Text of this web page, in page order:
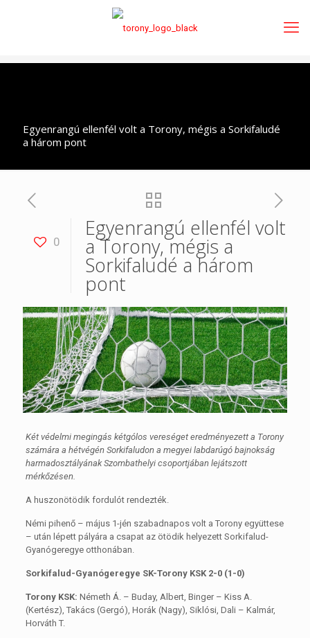
Egyenrangú ellenfél volt a Torony, mégis a Sorkifaludé
a három pont
0
Egyenrangú ellenfél volt
a Torony, mégis a
Sorkifaludé a három
pont
Két védelmi megingás kétgólos vereséget eredményezett a Torony
számára a hétvégén Sorkifaludon a megyei labdarúgó bajnokság
harmadosztályának Szombathelyi csoportjában lejátszott
mérkőzésen.
A huszonötödik fordulót rendezték.
Némi pihenő – május 1-jén szabadnapos volt a Torony együttese
– után lépett pályára a csapat az ötödik helyezett Sorkifalud-
Gyanógeregye otthonában.
Sorkifalud-Gyanógeregye SK-Torony KSK 2-0 (1-0)
Torony KSK: Németh Á. – Buday, Albert, Binger – Kiss A.
(Kertész), Takács (Gergó), Horák (Nagy), Siklósi, Dali – Kalmár,
Horváth T.